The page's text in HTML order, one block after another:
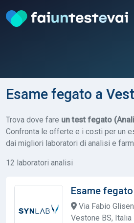
Esame fegato a
Trova dove fare un test fegato
Confronta le offerte e i costi per un
dai migliori laboratori di analisi e
12 laboratori analisi
Esame
Via Fabio
Vestone BS, Italia